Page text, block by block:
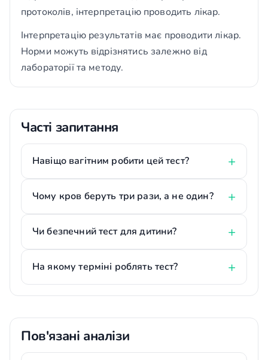
протоколів, інтерпретацію проводить лікар.
Інтерпретацію результатів має проводити лікар.
Норми можуть відрізнятись залежно від
лабораторії та методу.
Часті запитання
Навіщо вагітним робити цей тест?
Чому кров беруть три рази, а не один?
Чи безпечний тест для дитини?
На якому терміні роблять тест?
Пов'язані аналізи